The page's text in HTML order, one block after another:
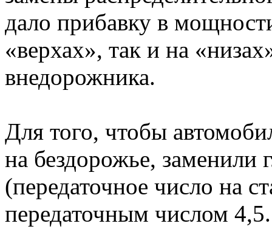
дало прибавку в
«верхах», так и на
внедорожника.
Для того, чтобы
на бездорожье,
(передаточное число на
передаточным числом